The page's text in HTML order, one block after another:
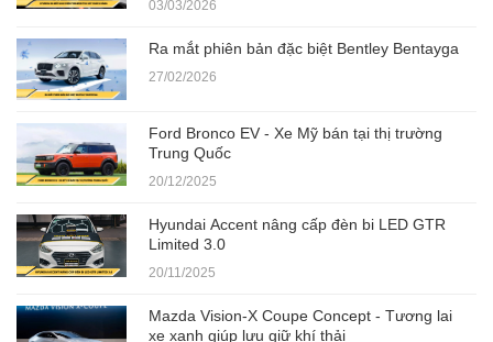
03/03/2026
Ra mắt phiên bản đặc biệt Bentley Bentayga
27/02/2026
Ford Bronco EV - Xe Mỹ bán tại thị trường
Trung Quốc
20/12/2025
Hyundai Accent nâng cấp đèn bi LED GTR
Limited 3.0
20/11/2025
Mazda Vision-X Coupe Concept - Tương lai
xe xanh giúp lưu giữ khí thải